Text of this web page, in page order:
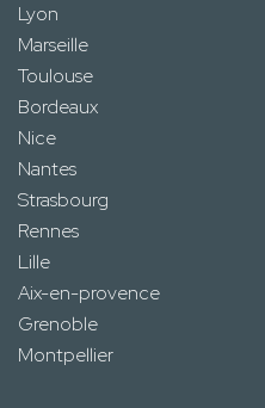
Lyon
Marseille
Toulouse
Bordeaux
Nice
Nantes
Strasbourg
Rennes
Lille
Aix-en-provence
Grenoble
Montpellier